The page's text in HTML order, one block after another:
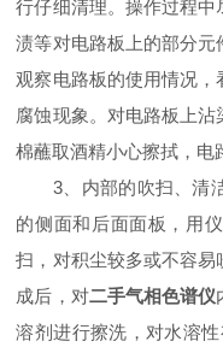
行仔细清理。操作过程
渍等对电路板上的部分
观察电路板的使用情况
腐蚀现象。对电路板上
棉蘸取酒精小心擦拭，电
3、内部的吹扫、清洁
的侧面和后面面板，用
扫，对积尘较多或不容
成后，对二手气相色谱仪
溶剂进行擦洗，对水溶